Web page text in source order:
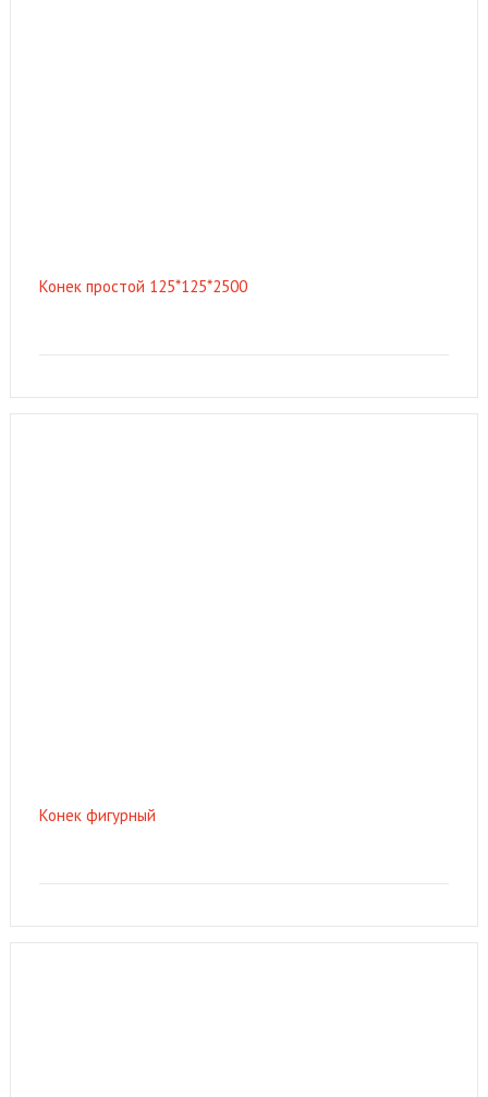
Конек простой 125*125*2500
Конек фигурный